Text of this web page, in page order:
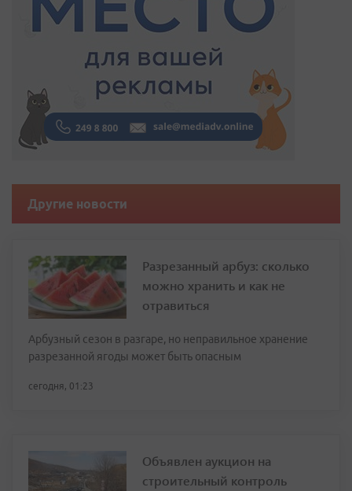
Другие новости
Разрезанный арбуз: сколько
можно хранить и как не
отравиться
Арбузный сезон в разгаре, но неправильное хранение
разрезанной ягоды может быть опасным
сегодня, 01:23
Объявлен аукцион на
строительный контроль